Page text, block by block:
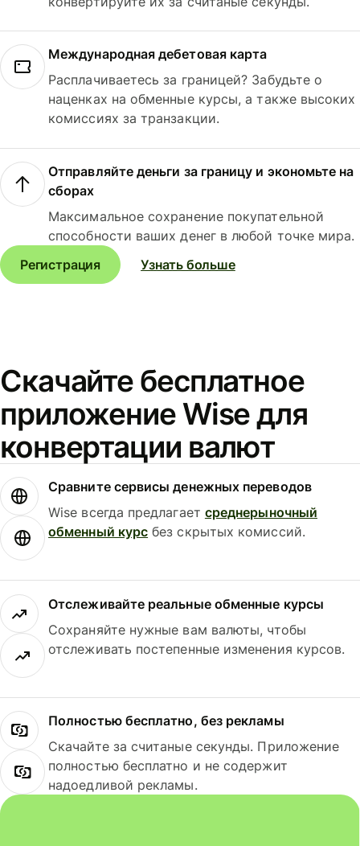
Международная дебетовая карта
Расплачиваетесь за границей? Забудьте о
наценках на обменные курсы, а также высоких
комиссиях за транзакции.
Отправляйте деньги за границу и экономьте на
сборах
Максимальное сохранение покупательной
способности ваших денег в любой точке мира.
Регистрация
Узнать больше
Скачайте бесплатное
приложение Wise для
конвертации валют
Сравните сервисы денежных переводов
Wise всегда предлагает среднерыночный
обменный курс без скрытых комиссий.
Отслеживайте реальные обменные курсы
Сохраняйте нужные вам валюты, чтобы
отслеживать постепенные изменения курсов.
Полностью бесплатно, без рекламы
Скачайте за считаные секунды. Приложение
полностью бесплатно и не содержит
надоедливой рекламы.